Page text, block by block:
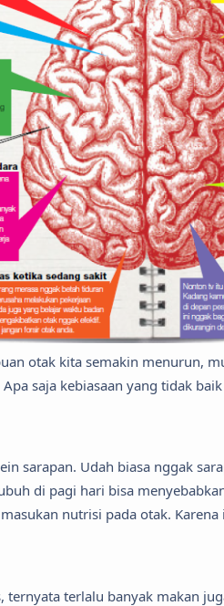
otak kita semakin menurun,
saja kebiasaan yang tidak
sarapan. Udah biasa nggak
di pagi hari bisa
nutrisi pada otak.
ternyata terlalu banyak makan